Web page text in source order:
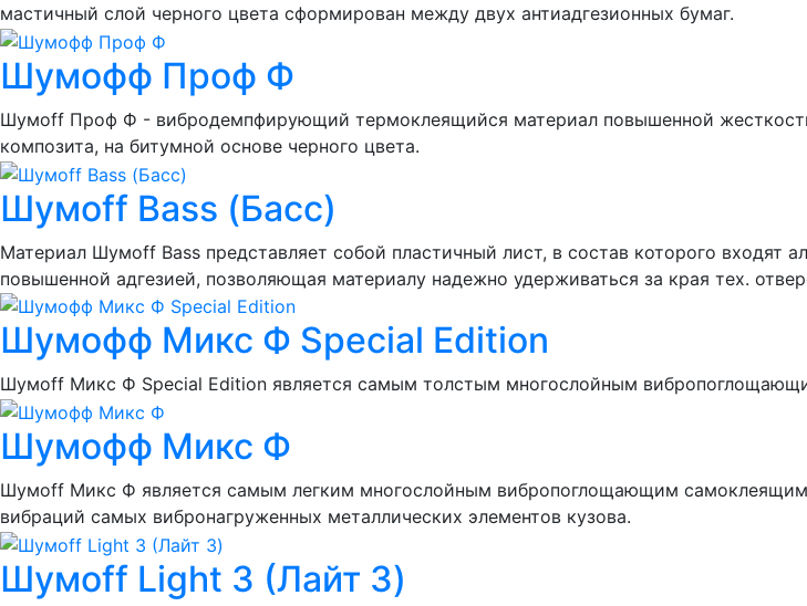
мастичный слой черного цвета сформирован между двух антиадгезионных бумаг.
Шумофф Проф Ф
Шумоff Проф Ф - вибродемпфирующий термоклеящийся материал повышенной
композита, на битумной основе черного цвета.
Шумоff Bass (Басс)
Материал Шумоff Bass представляет собой пластичный лист, в состав которого
повышенной адгезией, позволяющая материалу надежно удерживаться за края тех.
Шумофф Микс Ф Special Edition
Шумоff Микс Ф Special Edition является самым толстым многослойным
Шумофф Микс Ф
Шумоff Микс Ф является самым легким многослойным вибропоглощающим
вибраций самых вибронагруженных металлических элементов кузова.
Шумоff Light 3 (Лайт 3)